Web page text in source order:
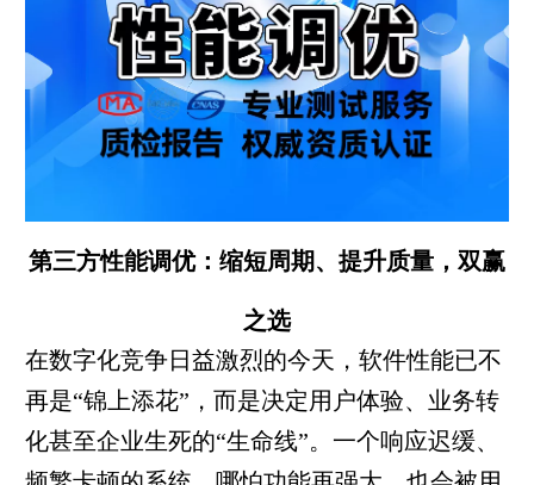
第三方性能调优：缩短周期、提升质量，双赢
之选
在数字化竞争日益激烈的今天，软件性能已不
再是“锦上添花”，而是决定用户体验、业务转
化甚至企业生死的“生命线”。一个响应迟缓、